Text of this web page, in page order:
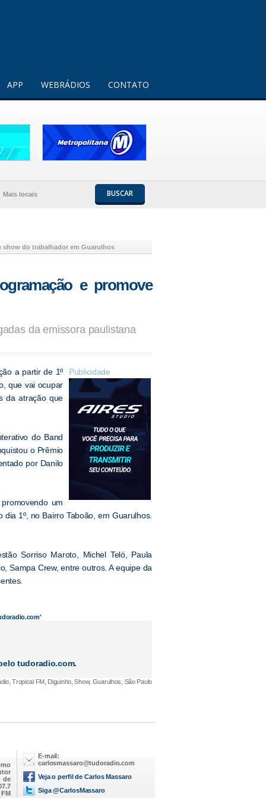
APP WEBRÁDIOS CONTATO
Mais locais BUSCAR
show do trabalhador em Guarulhos
e promove
da emissora paulistana
Publicidade
a partir de 1º
que vai ocupar
da atração que
do Band
o Prêmio
por Danilo
um
1º, no Bairro Taboão, em Guarulhos.
Sorriso Maroto, Michel Teló, Paula
Sampa Crew, entre outros. A equipe da
tudoradio.com.
Tropical FM, Diguinho, Show, Guarulhos, São Paulo
de
E-mail:
carlosmassaro@tudoradio.com
Veja o perfil de Carlos Massaro
Siga @CarlosMassaro